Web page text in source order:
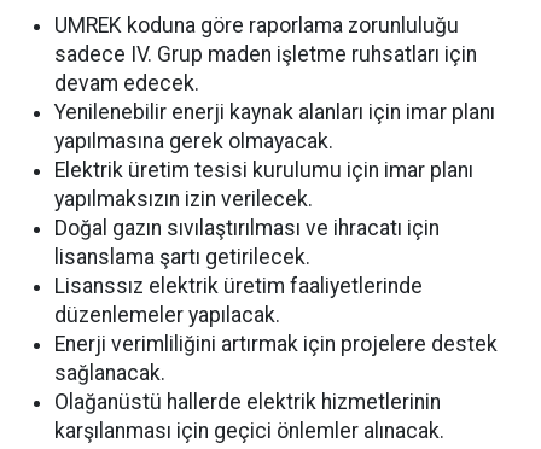
UMREK koduna göre raporlama zorunluluğu
sadece IV. Grup maden işletme ruhsatları için
devam edecek.
Yenilenebilir enerji kaynak alanları için imar planı
yapılmasına gerek olmayacak.
Elektrik üretim tesisi kurulumu için imar planı
yapılmaksızın izin verilecek.
Doğal gazın sıvılaştırılması ve ihracatı için
lisanslama şartı getirilecek.
Lisanssız elektrik üretim faaliyetlerinde
düzenlemeler yapılacak.
Enerji verimliliğini artırmak için projelere destek
sağlanacak.
Olağanüstü hallerde elektrik hizmetlerinin
karşılanması için geçici önlemler alınacak.